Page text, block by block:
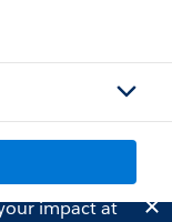
impact at